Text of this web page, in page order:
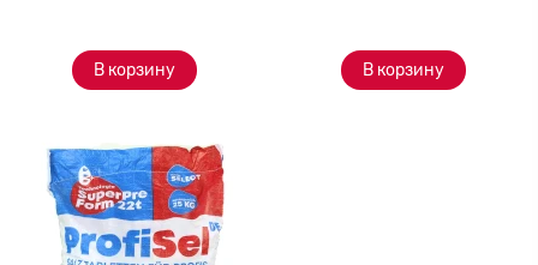
В корзину В корзину